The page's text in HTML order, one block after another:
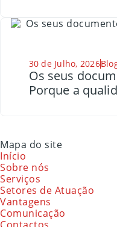
30 de Julho, 2026
Os seus
Porque a
Mapa do site
Início
Sobre nós
Serviços
Setores de Atuação
Vantagens
Comunicação